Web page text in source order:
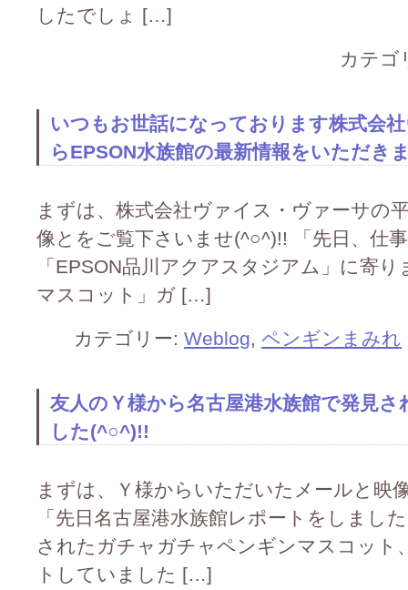
したでしょ […]
カテゴ
いつもお世話になっております株式会
らEPSON水族館の最新情報をいただき
まずは、株式会社ヴァイス・ヴァーサの
像とをご覧下さいませ(^○^)!! 「先日、仕
「EPSON品川アクアスタジアム」に寄
マスコット」ガ […]
カテゴリー: Weblog, ペンギンまみれ
友人のＹ様から名古屋港水族館で発見
した(^○^)!!
まずは、Ｙ様からいただいたメールと映
「先日名古屋港水族館レポートをしまし
されたガチャガチャペンギンマスコット
トしていました […]